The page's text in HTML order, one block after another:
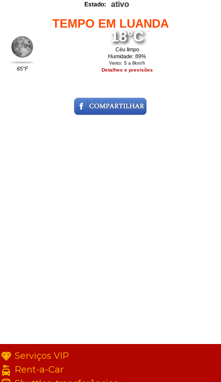
Estado: ativo
TEMPO EM LUANDA
65°F
18°C
Céu limpo
Humidade: 89%
Vento: S a 8km/h
Detalhes e previsões
Serviços VIP
Rent-a-Car